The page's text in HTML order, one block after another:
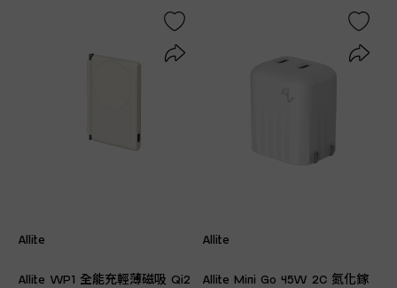
Allite
Allite WP1 全能充輕薄磁吸 Qi2
Allite
Allite Mini Go 45W 2C 氮化鎵